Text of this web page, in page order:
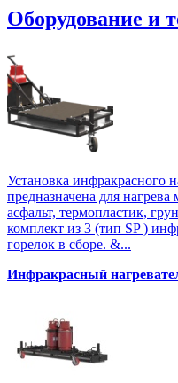
Оборудование и
Установка
предназначена для
асфальт, термопластик,
комплект из 3 (тип SP )
горелок в сборе. &...
Инфракрасный